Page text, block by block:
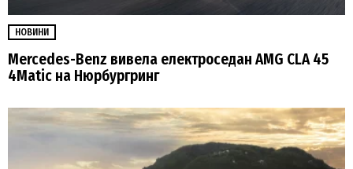
НОВИНИ
Mercedes-Benz вивела електроседан AMG CLA 45
4Matic на Нюрбургринг